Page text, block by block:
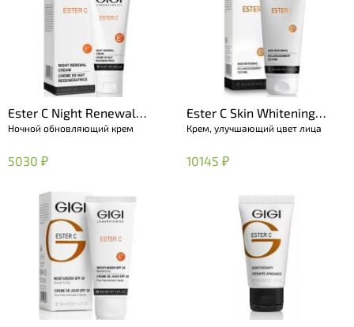
Ester C Night Renewal
Cream
Ночной обновляющий крем
5030 ₽
Ester C Skin Whitening
Cream
Крем, улучшающий цвет лица
10145 ₽